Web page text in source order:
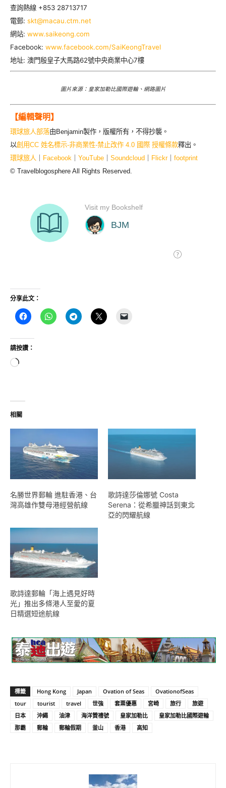
查詢熱線 +853 28713717
電郵: skt@macau.ctm.net
網站: www.saikeong.com
Facebook: www.facebook.com/SaiKeongTravel
地址: 澳門殷皇子大馬路62號中央商業中心7樓
圖片來源：皇家加勒比國際遊輪、網路圖片
【編輯聲明】
環球旅人部落由Benjamin製作，版權所有，不得抄襲。
以創用CC 姓名標示-非商業性-禁止改作 4.0 國際 授權條款釋出。
環球旅人
Facebook YouTube Soundcloud Flickr｜ footprint
© Travelblogosphere All Rights Reserved.
分享此文：
請按讚：
正
入...
相關
名勝世界郵輪 進駐香港、台
灣高雄作雙母港經營航線
歌詩達莎倫娜號 Costa
Serena：從希臘神話到東北
亞的閃耀航線
歌詩達郵輪「海上遇見好時
光」推出多條港人至愛的夏
日精選短途航線
標籤 Hong Kong Japan Ovation of Seas
OvationofSeas
tour
tourist travel 世強 套票優惠 宮崎 旅行
旅遊
日本
沖繩 油津 海洋贊禮號 皇家加勒比
皇家加勒比國際遊輪
那霸
郵輪 郵輪假期 釜山 香港 高知